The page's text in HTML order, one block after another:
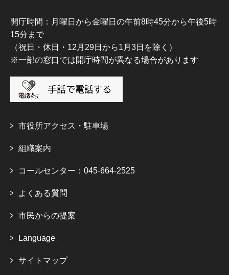
開庁時間：月曜日から金曜日の午前8時45分から午後5時
15分まで
（祝日・休日・12月29日から1月3日を除く）
※一部の窓口では開庁時間が異なる場合があります
市役所アクセス・駐車場
組織案内
コールセンター：045-664-2525
よくある質問
市民からの提案
Language
サイトマップ